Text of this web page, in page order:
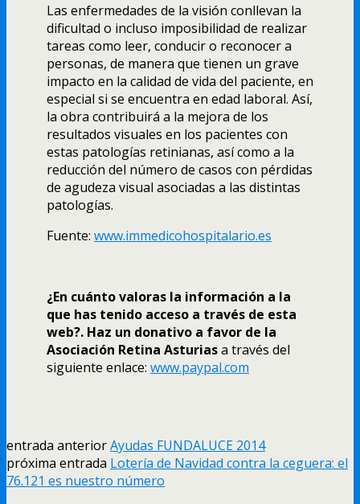
Las enfermedades de la visión conllevan la
dificultad o incluso imposibilidad de realizar
tareas como leer, conducir o reconocer a
personas, de manera que tienen un grave
impacto en la calidad de vida del paciente, en
especial si se encuentra en edad laboral. Así,
la obra contribuirá a la mejora de los
resultados visuales en los pacientes con
estas patologías retinianas, así como a la
reducción del número de casos con pérdidas
de agudeza visual asociadas a las distintas
patologías.
Fuente: www.immedicohospitalario.es
¿En cuánto valoras la información a la
que has tenido acceso a través de esta
web?. Haz un donativo a favor de la
Asociación Retina Asturiasa través del
siguiente enlace: www.paypal.com
entrada anteriorAyudas FUNDALUCE 2014
próxima entrada Loterí­a de Navidad contra la ceguera: el
76.121 es nuestro número